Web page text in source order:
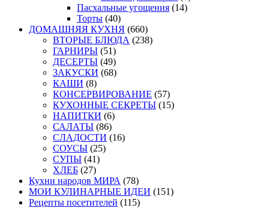
Пасхальные угощения (14)
Торты (40)
ДОМАШНЯЯ КУХНЯ (660)
ВТОРЫЕ БЛЮДА (238)
ГАРНИРЫ (51)
ДЕСЕРТЫ (49)
ЗАКУСКИ (68)
КАШИ (8)
КОНСЕРВИРОВАНИЕ (57)
КУХОННЫЕ СЕКРЕТЫ (15)
НАПИТКИ (6)
САЛАТЫ (86)
СЛАДОСТИ (16)
СОУСЫ (25)
СУПЫ (41)
ХЛЕБ (27)
Кухни народов МИРА (78)
МОИ КУЛИНАРНЫЕ ИДЕИ (151)
Рецепты посетителей (115)